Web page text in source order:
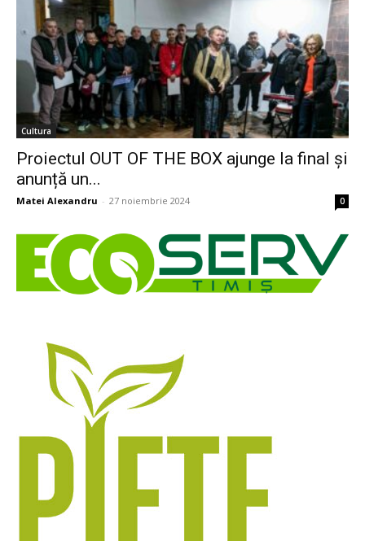
Cultura
Proiectul OUT OF THE BOX ajunge la final și
anunță un...
Matei Alexandru - 27 noiembrie 2024 0